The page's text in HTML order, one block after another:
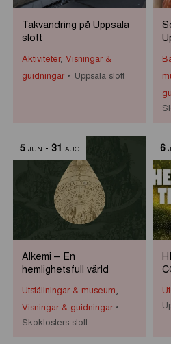
Takvandring på Uppsala
slott
Aktiviteter, Visningar &
guidningar
Uppsala slott
5 JUN - 31 AUG
Alkemi – En
hemlighetsfull värld
Utställningar & museum,
Visningar & guidningar
Skoklosters slott
6